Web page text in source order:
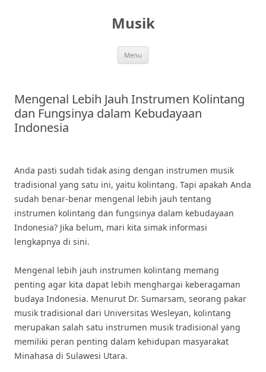
Musik
Menu
Mengenal Lebih Jauh Instrumen Kolintang
dan Fungsinya dalam Kebudayaan
Indonesia
Anda pasti sudah tidak asing dengan instrumen musik
tradisional yang satu ini, yaitu kolintang. Tapi apakah Anda
sudah benar-benar mengenal lebih jauh tentang
instrumen kolintang dan fungsinya dalam kebudayaan
Indonesia? Jika belum, mari kita simak informasi
lengkapnya di sini.
Mengenal lebih jauh instrumen kolintang memang
penting agar kita dapat lebih menghargai keberagaman
budaya Indonesia. Menurut Dr. Sumarsam, seorang pakar
musik tradisional dari Universitas Wesleyan, kolintang
merupakan salah satu instrumen musik tradisional yang
memiliki peran penting dalam kehidupan masyarakat
Minahasa di Sulawesi Utara.